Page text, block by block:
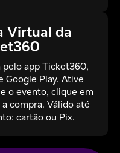
Virtual da
pelo app Ticket360,
Google Play. Ative
o evento, clique em
compra. Válido até
cartão ou Pix.